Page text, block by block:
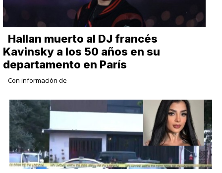
Hallan muerto al DJ francés
Kavinsky a los 50 años en su
departamento en París
Con información de